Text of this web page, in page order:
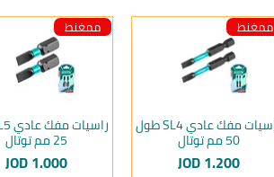
ممغنط
راسيات مفك عادي SL4 طول
50 مم توتال
السعر
JOD 1.200
ممغنط
25 مم توتال
السعر
JOD 1.000